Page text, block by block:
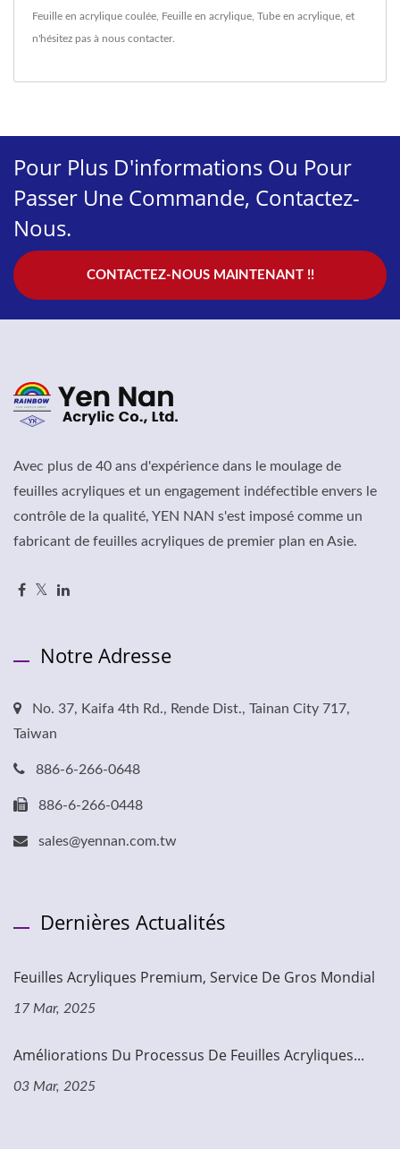
Feuille en acrylique coulée Feuille en acrylique Tube en acrylique , et
n'hésitez pas à nous contacter.
Pour Plus D'informations Ou Pour
Passer Une Commande, Contactez-
Nous.
CONTACTEZ-NOUS MAINTENANT !!
Avec plus de 40 ans d'expérience dans le moulage de
feuilles acryliques et un engagement indéfectible envers le
contrôle de la qualité, YEN NAN s'est imposé comme un
fabricant de feuilles acryliques de premier plan en Asie.
Notre Adresse
No. 37, Kaifa 4th Rd., Rende Dist., Tainan City 717,
Taiwan
886-6-266-0648
886-6-266-0448
sales@yennan.com.tw
Dernières Actualités
Feuilles Acryliques Premium, Service De Gros Mondial
17 Mar, 2025
Améliorations Du Processus De Feuilles Acryliques...
03 Mar, 2025